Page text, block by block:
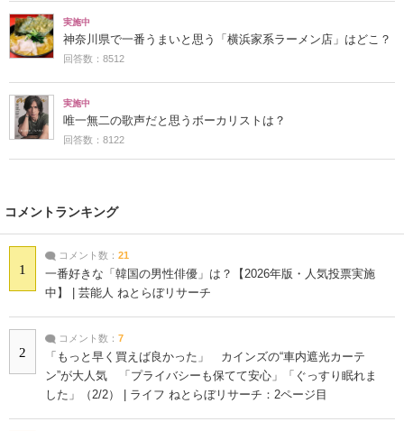
実施中
神奈川県で一番うまいと思う「横浜家系ラーメン店」はどこ？
回答数：8512
実施中
唯一無二の歌声だと思うボーカリストは？
回答数：8122
コメントランキング
1
コメント数： 21
一番好きな「韓国の男性俳優」は？【2026年版・人気投票実施
中】 | 芸能人 ねとらぼリサーチ
2
コメント数： 7
「もっと早く買えば良かった」 カインズの“車内遮光カーテ
ン”が大人気 「プライバシーも保てて安心」「ぐっすり眠れま
した」（2/2） | ライフ ねとらぼリサーチ：2ページ目